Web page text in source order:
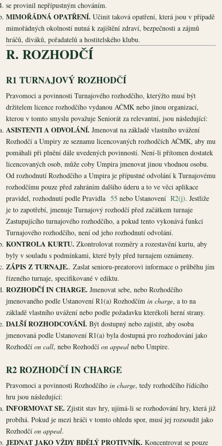
se provinil nepřípustným chováním.
MIMOŘÁDNÁ OPATŘENÍ. Učinit taková opatření, která jsou v případě
mimořádných okolností nutná k zajištění zdraví, bezpečnosti a zájmů
hráčů, diváků, pořadatelů a hostitelského klubu.
R. ROZHODČÍ
R1 TURNAJOVÝ ROZHODČÍ
Pravomoci a povinnosti Turnajového rozhodčího, kterýžto musí být
držitelem licence rozhodčího vydanou AČMK nebo jinou organizací,
kterou v tomto smyslu považuje Seniorát za relevantní, jsou následující:
ASISTENTI A ODVOLÁNÍ. Jmenovat na základě vlastního uvážení
Rozhodčí a Umpiry ze seznamu licencovaných rozhodčích AČMK, aby mu
pomáhali při plnění dále uvedených povinností. Není-li přítomen dostatek
licencovaných osob, může coby Umpira jmenovat jinou vhodnou osobu.
Od rozhodnutí Rozhodčího a Umpira je přípustné odvolání k Turnajovému
rozhodčímu pouze před zahráním dalšího úderu a to ve věci aplikace
pravidel, rozhodnutí podle Pravidla 55 nebo Ustanovení R2(j). Jestliže
je to zapotřebí, jmenuje Turnajový rozhodčí před začátkem turnaje
Zastupujícího turnajového rozhodčího, a pokud tento vykonává funkci
Turnajového rozhodčího, není od jeho rozhodnutí odvolání.
KONTROLA KURTU. Zkontrolovat rozměry a rozestavění kurtu, aby
byly v souladu s podmínkami, které byly před turnajem oznámeny.
ZÁPIS Z TURNAJE.. Zaslat senioru-preatorovi informace o průběhu jím
řízeného turnaje, specifikované v ediktu.
ROZHODČÍ IN CHARGE. Jmenovat sebe, nebo Rozhodčího
jmenovaného podle Ustanovení R1(a) Rozhodčím in charge, a to na
základě vlastního uvážení nebo podle požadavku kterékoli herní strany.
DALŠÍ ROZHODCOVÁNÍ. Být dostupný nebo zajistit, aby osoba
jmenovaná podle Ustanovení R1(a) byla dostupná pro rozhodování jako
Rozhodčí on call, nebo Rozhodčí on appeal nebo Umpire.
R2 ROZHODČÍ IN CHARGE
Pravomoci a povinnosti Rozhodčího in charge, tedy rozhodčího řídícího
hru jsou následující:
INFORMOVAT SE. Zjistit stav hry, ujímá-li se rozhodování hry, která již
probíhá. Pokud je mezi hráči v tomto ohledu spor, musí jej rozsoudit jako
Rozhodčí on appeal.
JEDNAT JAKO VŽDY BDĚLÝ PROTIVNÍK. Koncentrovat se pouze